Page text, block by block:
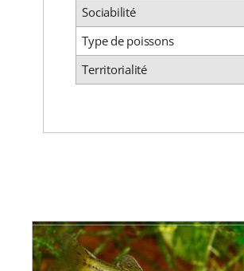
Sociabilité
Type de poissons
Territorialité